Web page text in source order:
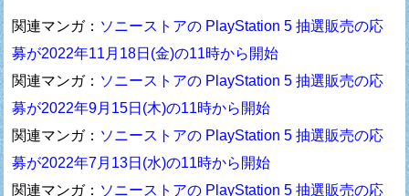
関連マンガ： ソニーストアの PlayStation 5 抽選販売の応
募が2022年11月18日(金)の11時から開始
関連マンガ： ソニーストアの PlayStation 5 抽選販売の応
募が2022年9月15日(木)の11時から開始
関連マンガ： ソニーストアの PlayStation 5 抽選販売の応
募が2022年7月13日(水)の11時から開始
関連マンガ： ソニーストアの PlayStation 5 抽選販売の応